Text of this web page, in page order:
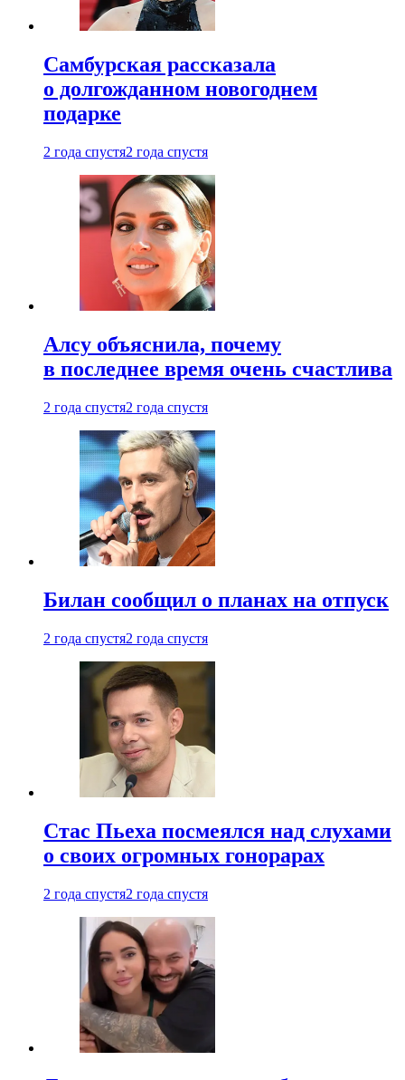
Самбурская рассказала
о долгожданном новогоднем
подарке
2 года спустя2 года спустя
Алсу объяснила, почему
в последнее время очень счастлива
2 года спустя2 года спустя
Билан сообщил о планах на отпуск
2 года спустя2 года спустя
Стас Пьеха посмеялся над слухами
о своих огромных гонорарах
2 года спустя2 года спустя